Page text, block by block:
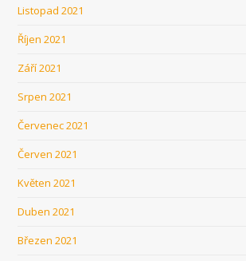
Listopad 2021
Říjen 2021
Září 2021
Srpen 2021
Červenec 2021
Červen 2021
Květen 2021
Duben 2021
Březen 2021